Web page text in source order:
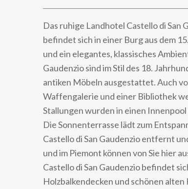
Das ruhige Landhotel Castello di San
befindet sich in einer Burg aus dem
und ein elegantes, klassisches
Gaudenzio sind im Stil des 18.
antiken Möbeln ausgestattet. Auch
Waffengalerie und einer Bibliothek
Stallungen wurden in einen
Die Sonnenterrasse lädt zum
Castello di San Gaudenzio entfernt
und im Piemont können von Sie hier
Castello di San Gaudenzio befindet
Holzbalkendecken und schönen alten